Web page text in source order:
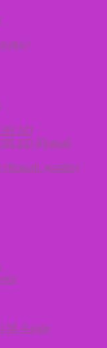
HEAD
HEAD (Новый
(Новый дизайн)
Keune